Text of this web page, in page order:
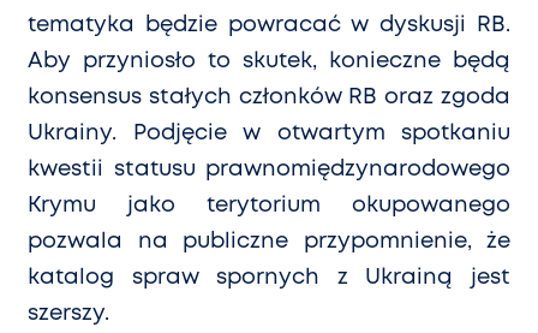
tematyka będzie powracać w dyskusji RB.
Aby przyniosło to skutek, konieczne będą
konsensus stałych członków RB oraz zgoda
Ukrainy. Podjęcie w otwartym spotkaniu
kwestii statusu prawnomiędzynarodowego
Krymu jako terytorium okupowanego
pozwala na publiczne przypomnienie, że
katalog spraw spornych z Ukrainą jest
szerszy.